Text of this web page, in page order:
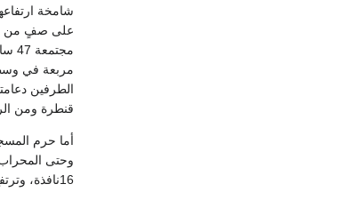
على صفٍ من
مربعة في
قنطرة ومن
وحتى
16نافذة، وترتفع القبة عن أرض الجامع 45م وهي بقطر 16مترا .